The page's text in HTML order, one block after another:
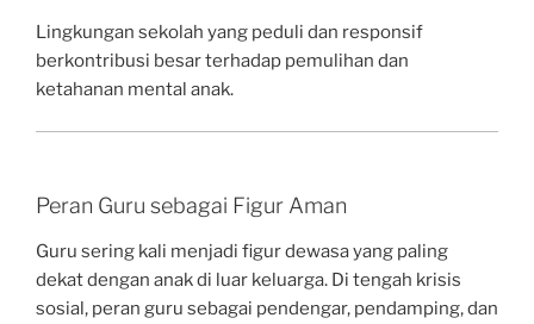
Lingkungan sekolah yang peduli dan responsif
berkontribusi besar terhadap pemulihan dan
ketahanan mental anak.
Peran Guru sebagai Figur Aman
Guru sering kali menjadi figur dewasa yang paling
dekat dengan anak di luar keluarga. Di tengah krisis
sosial, peran guru sebagai pendengar, pendamping, dan